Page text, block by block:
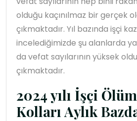
olduğu kaçınılmaz bir gerçek
çıkmaktadır. Yıl bazında işçi
incelediğimizde şu alanlarda
da vefat sayılarının yüksek
çıkmaktadır.
2024 yılı İşçi
Kolları Aylık